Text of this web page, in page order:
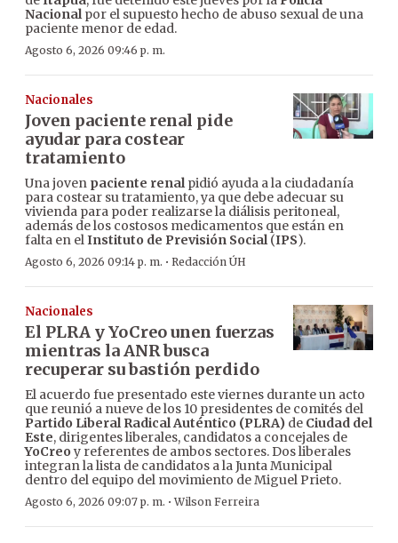
Nacionalpor el supuesto hecho de abuso sexual de una
paciente menor de edad.
Agosto 6, 2026 09:46 p. m.
Nacionales
Joven paciente renal pide
ayudar para costear
tratamiento
Una joven paciente renalpidió ayuda a la ciudadanía
para costear su tratamiento, ya que debe adecuar su
vivienda para poder realizarse la diálisis peritoneal,
además de los costosos medicamentos que están en
falta en elInstituto de Previsión Social(IPS).
Agosto 6, 2026 09:14 p. m. · Redacción ÚH
Nacionales
El PLRA y YoCreo unen fuerzas
mientras la ANR busca
recuperar su bastión perdido
El acuerdo fue presentado este viernes durante un acto
que reunió a nueve de los 10 presidentes de comités del
Partido Liberal Radical Auténtico (PLRA) de Ciudad del
Este, dirigentes liberales, candidatos a concejales de
YoCreo y referentes de ambos sectores. Dos liberales
integran la lista de candidatos a la Junta Municipal
dentro del equipo del movimiento de Miguel Prieto.
Agosto 6, 2026 09:07 p. m. ·Wilson Ferreira